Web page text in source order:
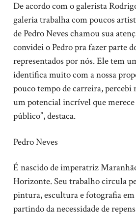
De acordo com o galerista
galeria trabalha com poucos
de Pedro Neves chamou sua
convidei o Pedro pra fazer parte
representados por nós. Ele tem
identifica muito com a nossa
pouco tempo de carreira, percebi
um potencial incrível que
público”, destaca.
Pedro Neves
É nascido de imperatriz
Horizonte. Seu trabalho circula
pintura, escultura e fotografia
partindo da necessidade de